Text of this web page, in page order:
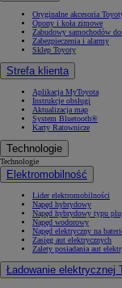
Oryginalne akcesoria
Opony i koła zimowe
Zabudowy samochodów
Zabezpieczenia i alarmy
Sklep Toyoty
Strefa klienta
Aplikacja MyToyota
Instrukcje obsługi
Aktualizacja map
System Bluetooth®
Karty Ratownicze
Technologie
Technologie
Elektromobilność
Lider elektromobilności
Napęd hybrydowy
Napęd hybrydowy typu
Napęd wodorowy
Napęd elektryczny na
Zasięg aut elektrycznych
Zalety posiadania aut
Ładowanie elektrycznej